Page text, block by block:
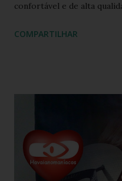
confortável e de alta
coração dos
também oferece bolsas,
sua presença na moda e
colaborado com diversas
COMPARTILHAR